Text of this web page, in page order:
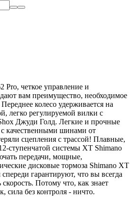
Pro, четкое управление и
вам преимущество, необходимое
колесо удерживается на
легко регулируемой вилки с
Джуди Голд. Легкие и прочные
качественными шинами от
сцепления с трассой! Плавные,
ступенчатой системы XT Shimano
передачи, мощные,
дисковые тормоза Shimano XT
гарантируют, что вы всегда
Потому что, как знает
без контроля - ничто.